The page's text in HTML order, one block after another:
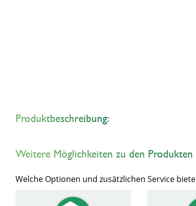
Produktbeschreibung:
Weitere Möglichkeiten zu den Produkten
Welche Optionen und zusätzlichen Service